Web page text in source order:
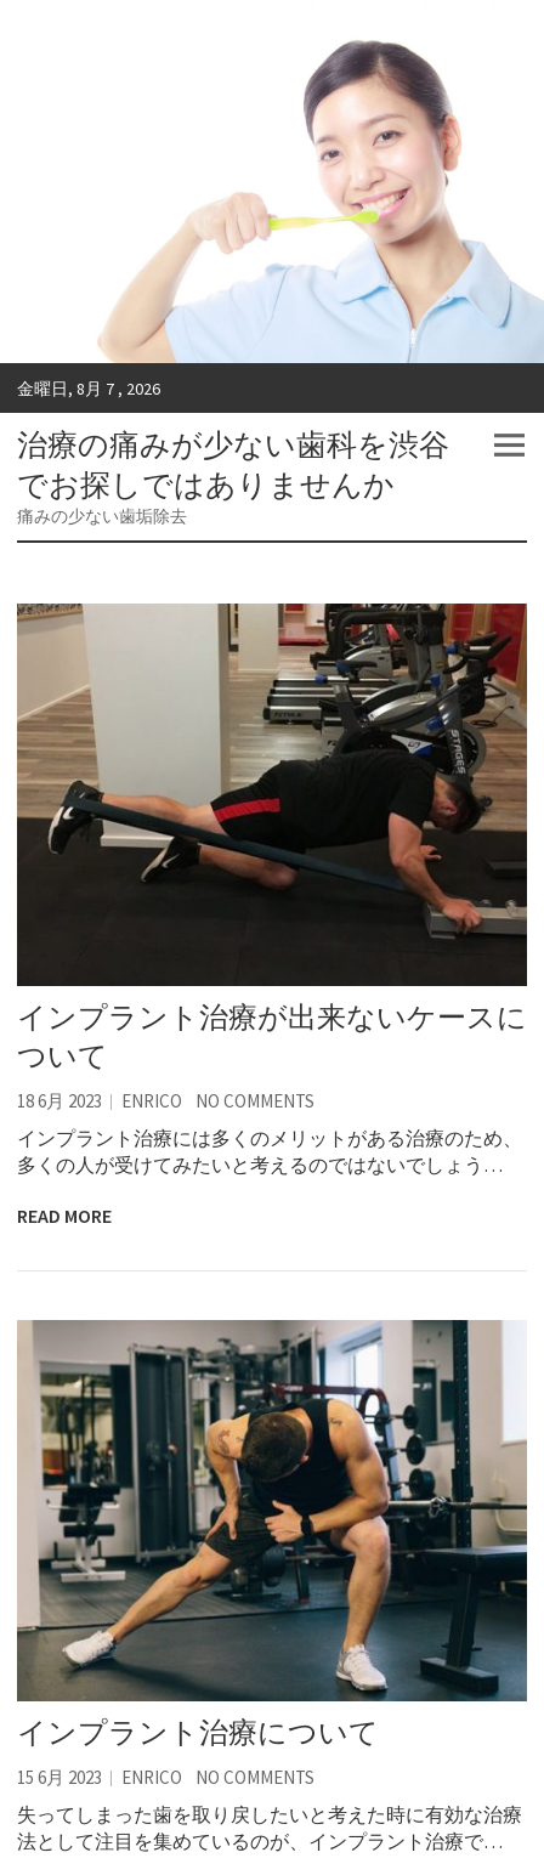
金曜日, 8月 7 , 2026
治療の痛みが少ない歯科を渋谷
でお探しではありませんか
痛みの少ない歯垢除去
インプラント治療が出来ないケースに
ついて
18 6月 2023 ENRICO NO COMMENTS
インプラント治療には多くのメリットがある治療のため、
多くの人が受けてみたいと考えるのではないでしょう…
READ MORE
インプラント治療について
15 6月 2023 ENRICO NO COMMENTS
失ってしまった歯を取り戻したいと考えた時に有効な治療
法として注目を集めているのが、インプラント治療で…